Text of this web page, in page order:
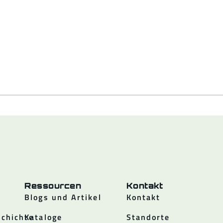
Ressourcen
Blogs und Artikel
Kataloge
Kontakt
Kontakt
Standorte